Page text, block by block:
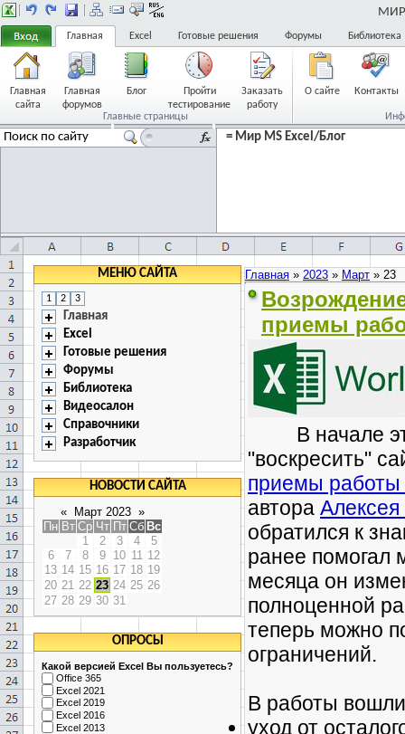
МИР
Главная Excel Готовые решения Форумы Библиотека
Главная
сайта
Главная
форумов
Блог
Пройти
тестирование
Заказать
работу
Главные страницы
О сайте Контакты
= Мир MS Excel/Блог
МЕНЮ САЙТА
1 2 3
Главная
Excel
Готовые решения
Форумы
Библиотека
Видеосалон
Справочники
Разработчик
НОВОСТИ САЙТА
«
Март 2023 »
Пн Вт Ср Чт Пт Сб Вс
1
2 3 4
5
6
7 8 9 10 11 12
13 14 15 16 17 18 19
20 21 22 23 24 25 26
27 28 29 30 31
ОПРОСЫ
Какой версией Excel Вы пользуетесь?
Office 365
Excel 2021
Excel 2019
Excel 2016
Excel 2013
Главная » 2023 » Март » 23
приемы
В начале
"воскресить"
приемы работы
автора
обратился к
ранее помогал
месяца он
полноценной
теперь можно
ограничений.
В работы
уход от